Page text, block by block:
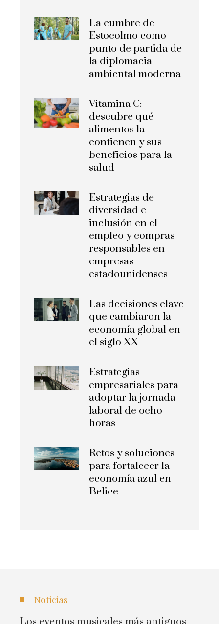
La cumbre de
Estocolmo como
punto de partida de
la diplomacia
ambiental moderna
Vitamina C:
descubre qué
alimentos la
contienen y sus
beneficios para la
salud
Estrategias de
diversidad e
inclusión en el
empleo y compras
responsables en
empresas
estadounidenses
Las decisiones clave
que cambiaron la
economía global en
el siglo XX
Estrategias
empresariales para
adoptar la jornada
laboral de ocho
horas
Retos y soluciones
para fortalecer la
economía azul en
Belice
Noticias
Los eventos musicales más antiguos